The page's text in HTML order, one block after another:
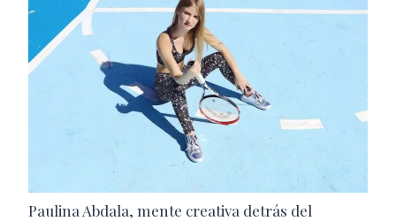
Paulina Abdala, mente creativa detrás del